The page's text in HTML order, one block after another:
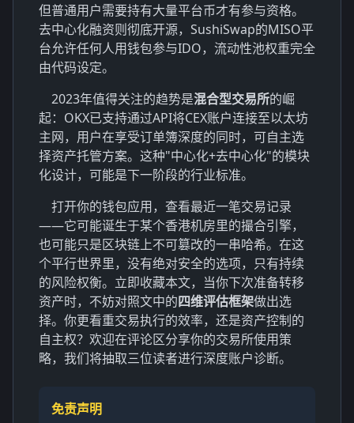
但普通用户需要持有大量平台币才有参与资格。
去中心化融资则彻底开源，SushiSwap的MISO平
台允许任何人用钱包参与IDO，流动性池权重完全
由代码设定。
2023年值得关注的趋势是混合型交易所的崛
起：OKX已支持通过API将CEX账户连接至以太坊
主网，用户在享受订单簿深度的同时，可自主选
择资产托管方案。这种"中心化+去中心化"的模块
化设计，可能是下一阶段的行业标准。
打开你的钱包应用，查看最近一笔交易记录
——它可能诞生于某个香港机房里的撮合引擎，
也可能只是区块链上不可篡改的一串哈希。在这
个平行世界里，没有绝对安全的选项，只有持续
的风险权衡。立即收藏本文，当你下次准备转移
资产时，不妨对照文中的四维评估框架做出选
择。你更看重交易执行的效率，还是资产控制的
自主权？欢迎在评论区分享你的交易所使用策
略，我们将抽取三位读者进行深度账户诊断。
免责声明